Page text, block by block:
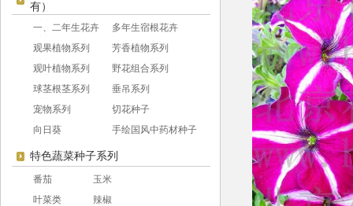
有）
一、二年生花卉
多年生宿根花卉
观果植物系列
芳香植物系列
观叶植物系列
野花组合系列
球茎根茎系列
垂吊系列
宠物系列
切花种子
向日葵
手绘国风中药材种子
特色蔬菜种子系列
番茄
玉米
叶菜类
辣椒